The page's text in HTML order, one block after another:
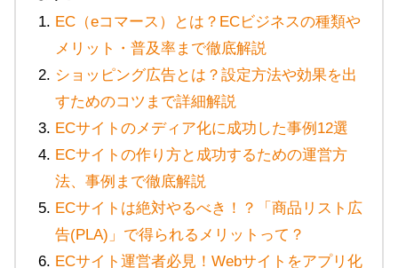
EC（eコマース）とは？ECビジネスの種類や
メリット・普及率まで徹底解説
ショッピング広告とは？設定方法や効果を出
すためのコツまで詳細解説
ECサイトのメディア化に成功した事例12選
ECサイトの作り方と成功するための運営方
法、事例まで徹底解説
ECサイトは絶対やるべき！？「商品リスト広
告(PLA)」で得られるメリットって？
ECサイト運営者必見！Webサイトをアプリ化